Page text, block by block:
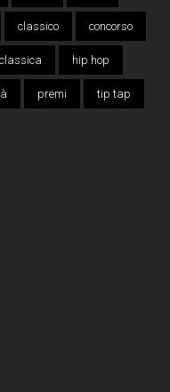
classico concorso
hip hop
premi tip tap